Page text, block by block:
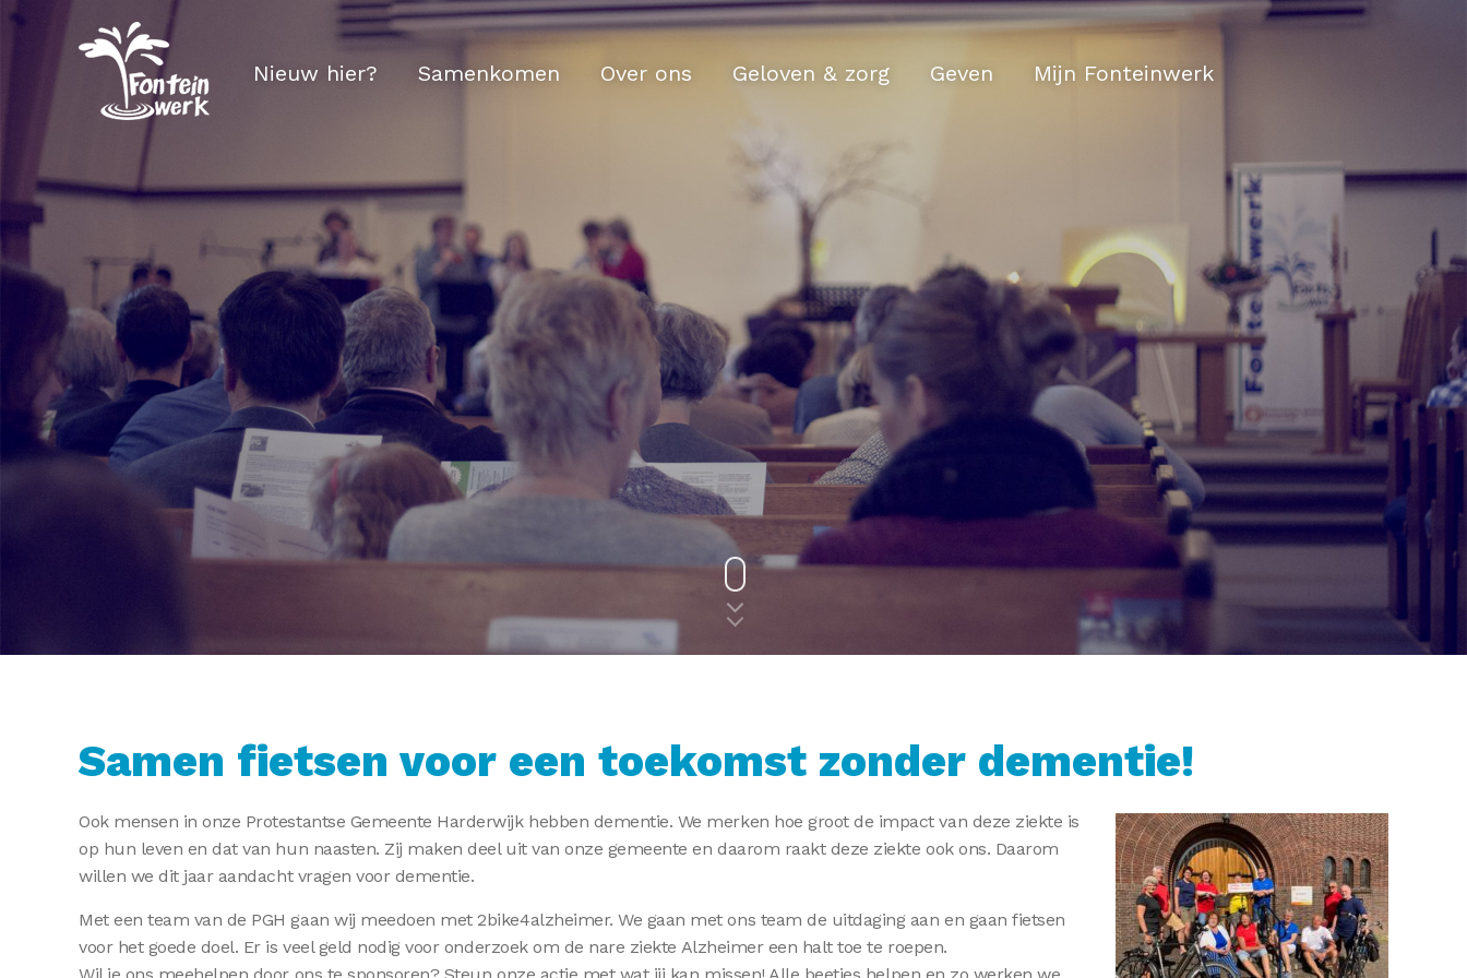
Nieuw hier? Samenkomen Over ons Geloven & zorg Geven Mijn Fonteinwerk
Samen fietsen voor een toekomst zonder dementie!
Ook mensen in onze Protestantse Gemeente Harderwijk hebben dementie. We merken hoe groot de impact van deze ziekte is
op hun leven en dat van hun naasten. Zij maken deel uit van onze gemeente en daarom raakt deze ziekte ook ons. Daarom
willen we dit jaar aandacht vragen voor dementie.
Met een team van de PGH gaan wij meedoen met 2bike4alzheimer. We gaan met ons team de uitdaging aan en gaan fietsen
voor het goede doel. Er is veel geld nodig voor onderzoek om de nare ziekte Alzheimer een halt toe te roepen.